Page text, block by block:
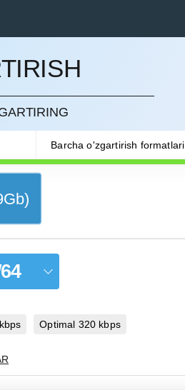
Barcha o'zgartirish formatlari
Optimal 320 kbps